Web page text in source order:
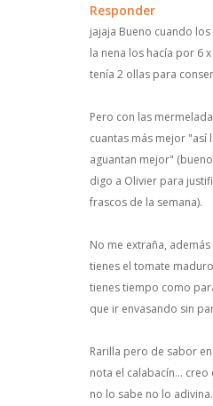
Responder
jajaja Bueno cuando
la nena los hacía por 6
tenía 2 ollas para
Pero con las
cuantas más mejor "así
aguantan mejor"
digo a Olivier para
frascos de la semana).
No me extraña,
tienes el tomate
tienes tiempo como
que ir envasando sin
Rarilla pero de sabor
nota el calabacín... creo
no lo sabe no lo